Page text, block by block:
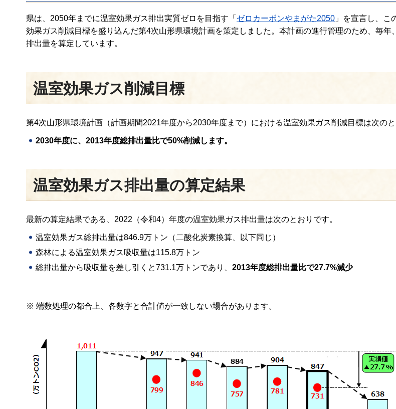
県は、2050年までに温室効果ガス排出実質ゼロを目指す「 ゼロカーボンやまがた2050 」を宣言し、こ
効果ガス削減目標を盛り込んだ第4次山形県環境計画を策定しました。本計画の進行管理のため、毎年
排出量を算定しています。
温室効果ガス削減目標
第4次山形県環境計画（計画期間2021年度から2030年度まで）における温室効果ガス削減目標は次のと
2030年度に、2013年度総排出量比で50%削減します。
温室効果ガス排出量の算定結果
最新の算定結果である、2022（令和4）年度の温室効果ガス排出量は次のとおりです。
温室効果ガス総排出量は846.9万トン（二酸化炭素換算、以下同じ）
森林による温室効果ガス吸収量は115.8万トン
総排出量から吸収量を差し引くと731.1万トンであり、2013年度総排出量比で27.7%減少
※ 端数処理の都合上、各数字と合計値が一致しない場合があります。